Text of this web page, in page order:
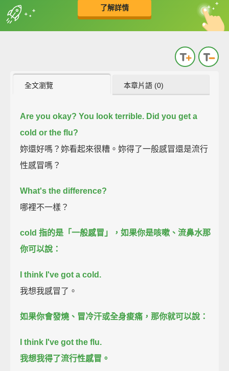
了解詳情
收錄佳句 中
英
全文瀏覽 本章片語 (0)
Are you okay? You look terrible. Did you get a
cold or the flu?
妳還好嗎？妳看起來很糟。妳得了一般感冒還是流行
性感冒嗎？
What's the difference?
哪裡不一樣？
cold 指的是「一般感冒」，如果你是咳嗽、流鼻水那
你可以說：
I think I've got a cold.
我想我感冒了。
如果你會發燒、冒冷汗或全身痠痛， 那你就可以說：
I think I've got the flu.
我想我得了流行性感冒。